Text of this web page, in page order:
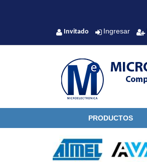
Invitado Ingresar
PRODUCTOS